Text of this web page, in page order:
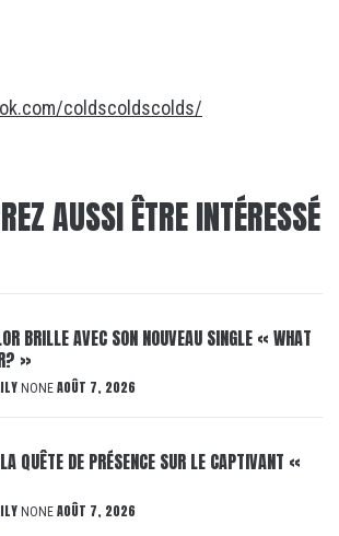
coldscoldscolds/
AUSSI ÊTRE INTÉRESSÉ
BRILLE AVEC SON NOUVEAU SINGLE « WHAT
»
NONE AOÛT 7, 2026
QUÊTE DE PRÉSENCE SUR LE CAPTIVANT «
NONE AOÛT 7, 2026